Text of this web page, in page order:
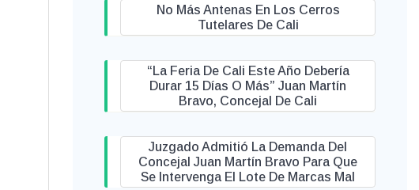
No Más Antenas En Los Cerros
Tutelares De Cali
“La Feria De Cali Este Año Debería
Durar 15 Días O Más” Juan Martín
Bravo, Concejal De Cali
Juzgado Admitió La Demanda Del
Concejal Juan Martín Bravo Para Que
Se Intervenga El Lote De Marcas Mal